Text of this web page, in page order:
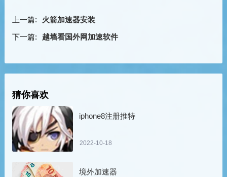
上一篇:
火箭加速器安装
下一篇:
越墙看国外网加速软件
猜你喜欢
iphone8注册推特
2022-10-18
境外加速器